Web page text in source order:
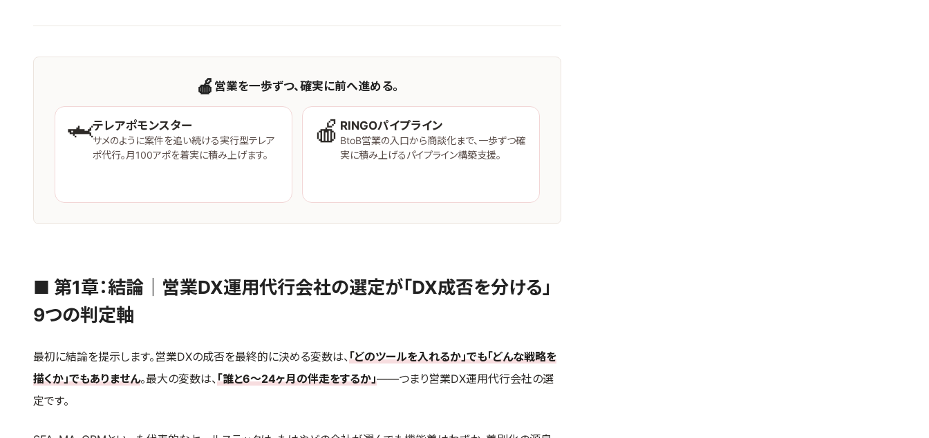
🍎 営業を一歩ずつ、確実に前へ進める。
🦈テレアポモンスター
サメのように案件を追い続ける実行型テレア
ポ代行。月100アポを着実に積み上げます。
🍎 RINGOパイプライン
BtoB営業の入口から商談化まで、一歩ずつ確
実に積み上げるパイプライン構築支援。
■ 第1章：結論｜営業DX運用代行会社の選定が「DX成否を分ける」
9つの判定軸
最初に結論を提示します。営業DXの成否を最終的に決める変数は、「どのツールを入れるか」でも「どんな戦略を
描くか」でもありません。最大の変数は、「誰と6〜24ヶ月の伴走をするか」——つまり営業DX運用代行会社の選
定です。